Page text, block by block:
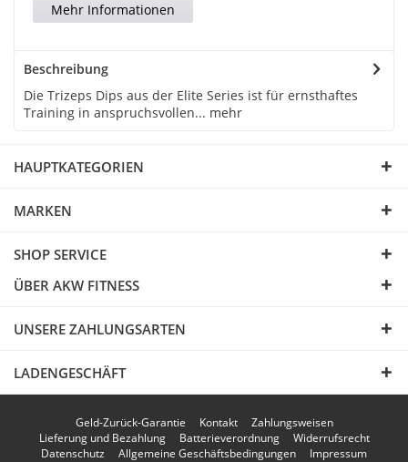
Mehr Informationen
Beschreibung
Die Trizeps Dips aus der Elite Series ist für ernsthaftes
Training in anspruchsvollen... mehr
HAUPTKATEGORIEN
MARKEN
SHOP SERVICE
ÜBER AKW FITNESS
UNSERE ZAHLUNGSARTEN
LADENGESCHÄFT
Geld-Zurück-Garantie Kontakt
Zahlungsweisen
Lieferung und Bezahlung
Batterieverordnung
Widerrufsrecht
Datenschutz
Allgemeine Geschäftsbedingungen Impressum